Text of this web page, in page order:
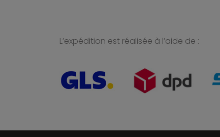
L’expédition est réalisée à l’aide de :